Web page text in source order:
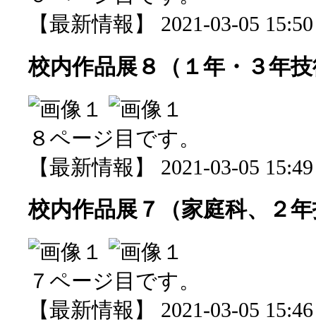
【最新情報】 2021-03-05
校内作品展８（１年・３年
８ページ目です。
【最新情報】 2021-03-05
校内作品展７（家庭科、２
７ページ目です。
【最新情報】 2021-03-05